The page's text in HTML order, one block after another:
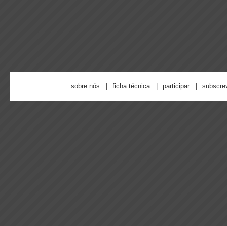
sobre nós ficha técnica participar